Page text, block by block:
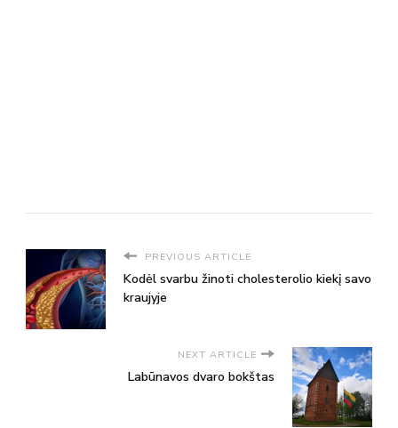
PREVIOUS ARTICLE
Kodėl svarbu žinoti cholesterolio kiekį savo
kraujyje
NEXT ARTICLE
Labūnavos dvaro bokštas